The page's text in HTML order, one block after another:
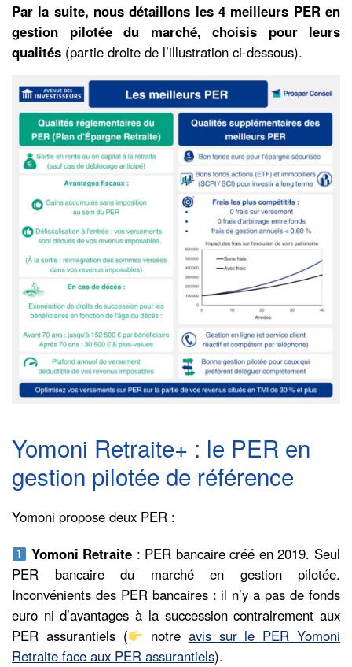
Par la suite, nous détaillons les 4 meilleurs PER en
gestion pilotée du marché, choisis pour leurs
qualités (partie droite de l’illustration ci-dessous).
Yomoni Retraite+ : le PER en
gestion pilotée de référence
Yomoni propose deux PER :
Yomoni Retraite : PER bancaire créé en 2019. Seul
PER bancaire du marché en gestion pilotée.
Inconvénients des PER bancaires : il n’y a pas de fonds
euro ni d’avantages à la succession contrairement aux
PER assurantiels (
notre avis sur le PER Yomoni
Retraite face aux PER assurantiels).